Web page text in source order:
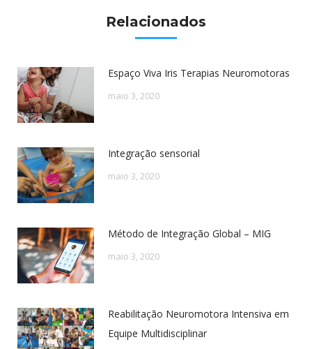
Relacionados
Espaço Viva Iris Terapias Neuromotoras
maio 3, 2020
Integração sensorial
maio 3, 2020
Método de Integração Global – MIG
maio 3, 2020
Reabilitação Neuromotora Intensiva em
Equipe Multidisciplinar